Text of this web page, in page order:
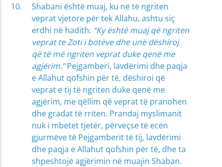
Shabani është muaj, ku në të ngriten
veprat vjetore për tek Allahu, ashtu siç
erdhi në hadith: “Ky është muaj që ngriten
veprat te Zoti i botëve dhe unë dëshiroj
që të më ngriten veprat duke qenë me
agjërim.”Pejgamberi, lavdërimi dhe paqja
e Allahut qofshin për të, dëshiroi që
veprat e tij të ngriten duke qenë me
agjërim, me qëllim që veprat të pranohen
dhe gradat të rriten. Prandaj myslimanit
nuk i mbetet tjetër, përveçse të ecën
gjurmëve të Pejgamberit të tij, lavdërimi
dhe paqja e Allahut qofshin për të, dhe ta
shpeshtojë agjërimin në muajin Shaban.